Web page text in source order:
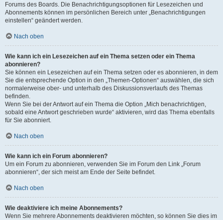
Forums des Boards. Die Benachrichtigungsoptionen für Lesezeichen und
Abonnements können im persönlichen Bereich unter „Benachrichtigungen
einstellen“ geändert werden.
Nach oben
Wie kann ich ein Lesezeichen auf ein Thema setzen oder ein Thema
abonnieren?
Sie können ein Lesezeichen auf ein Thema setzen oder es abonnieren, in dem
Sie die entsprechende Option in den „Themen-Optionen“ auswählen, die sich
normalerweise ober- und unterhalb des Diskussionsverlaufs des Themas
befinden.
Wenn Sie bei der Antwort auf ein Thema die Option „Mich benachrichtigen,
sobald eine Antwort geschrieben wurde“ aktivieren, wird das Thema ebenfalls
für Sie abonniert.
Nach oben
Wie kann ich ein Forum abonnieren?
Um ein Forum zu abonnieren, verwenden Sie im Forum den Link „Forum
abonnieren“, der sich meist am Ende der Seite befindet.
Nach oben
Wie deaktiviere ich meine Abonnements?
Wenn Sie mehrere Abonnements deaktivieren möchten, so können Sie dies im